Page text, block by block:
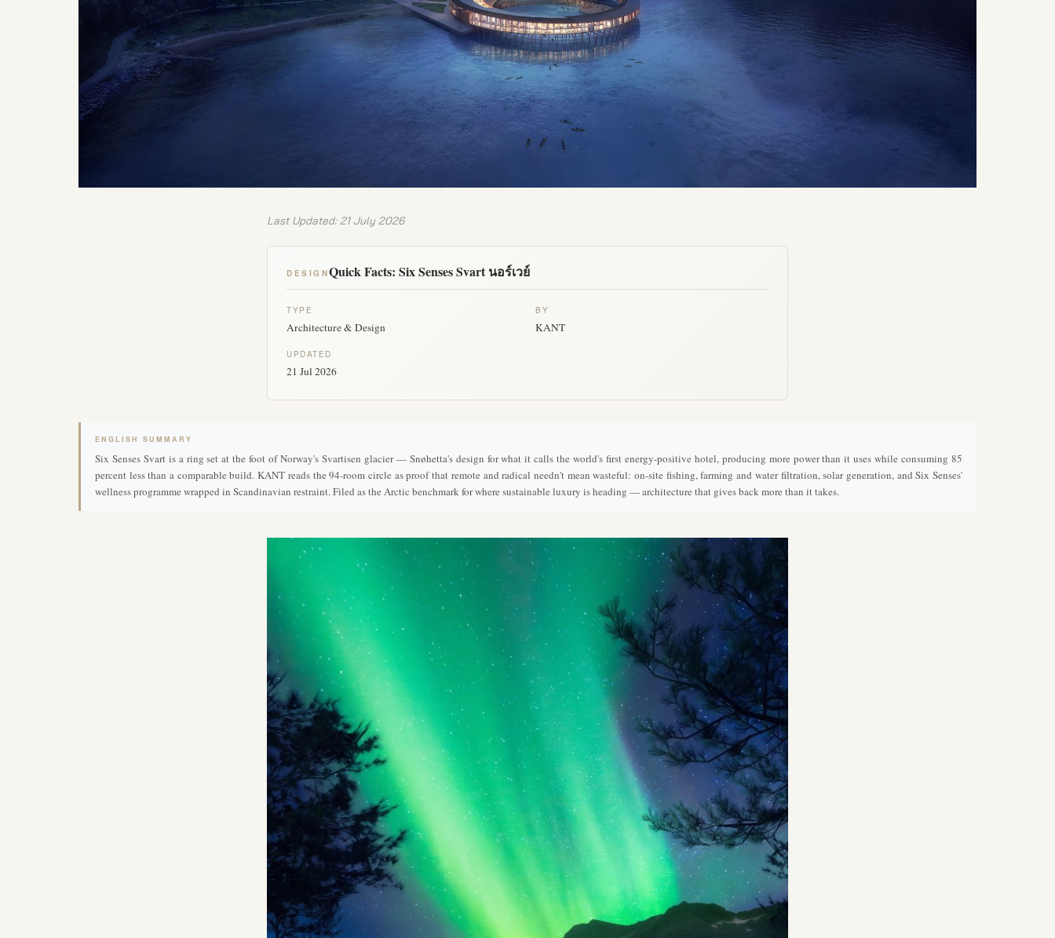
Last Updated: 21 July 2026
DESIGNQuick Facts: Six Senses Svart นอร์เวย์
TYPE
Architecture & Design
BY
KANT
UPDATED
21 Jul 2026
ENGLISH SUMMARY
Six Senses Svart is a ring set at the foot of Norway's Svartisen glacier — Snøhetta's design for what it calls the world's first energy-positive hotel, producing more power than it uses while consuming 85
percent less than a comparable build. KANT reads the 94-room circle as proof that remote and radical needn't mean wasteful: on-site fishing, farming and water filtration, solar generation, and Six Senses'
wellness programme wrapped in Scandinavian restraint. Filed as the Arctic benchmark for where sustainable luxury is heading — architecture that gives back more than it takes.